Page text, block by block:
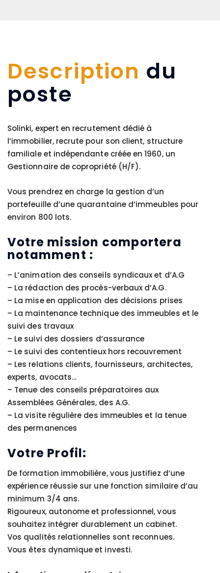
Description du
poste
Solinki, expert en recrutement dédié à
l’immobilier, recrute pour son client, structure
familiale et indépendante créée en 1960, un
Gestionnaire de copropriété (H/F).
Vous prendrez en charge la gestion d’un
portefeuille d’une quarantaine d’immeubles pour
environ 800 lots.
Votre mission comportera
notamment :
– L’animation des conseils syndicaux et d’A.G
– La rédaction des procès-verbaux d’A.G.
– La mise en application des décisions prises
– La maintenance technique des immeubles et le
suivi des travaux
– Le suivi des dossiers d’assurance
– Le suivi des contentieux hors recouvrement
– Les relations clients, fournisseurs, architectes,
experts, avocats…
– Tenue des conseils préparatoires aux
Assemblées Générales, des A.G.
– La visite régulière des immeubles et la tenue
des permanences
Votre Profil:
De formation immobilière, vous justifiez d’une
expérience réussie sur une fonction similaire d’au
minimum 3/4 ans.
Rigoureux, autonome et professionnel, vous
souhaitez intégrer durablement un cabinet.
Vos qualités relationnelles sont reconnues.
Vous êtes dynamique et investi.